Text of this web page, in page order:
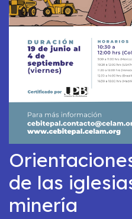
de las
minería